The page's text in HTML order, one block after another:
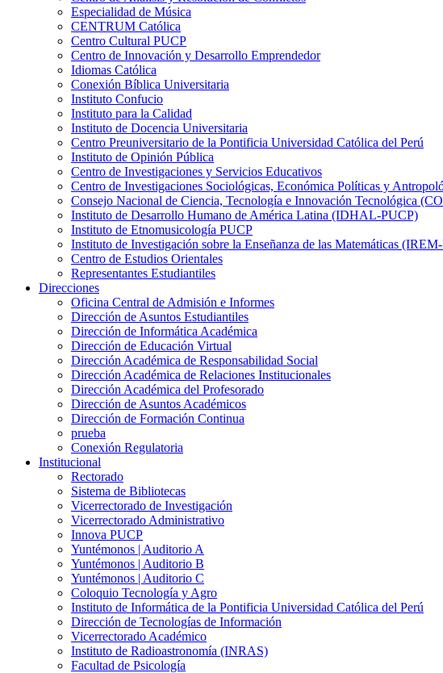
Especialidad de Música
CENTRUM Católica
Centro Cultural PUCP
Centro de Innovación y Desarrollo Emprendedor
Idiomas Católica
Conexión Bíblica Universitaria
Instituto Confucio
Instituto para la Calidad
Instituto de Docencia Universitaria
Centro Preuniversitario de la Pontificia Universidad Católica del Perú
Instituto de Opinión Pública
Centro de Investigaciones y Servicios Educativos
Centro de Investigaciones Sociológicas, Económica Políticas y
Consejo Nacional de Ciencia, Tecnología e Innovación Tecnológica
Instituto de Desarrollo Humano de América Latina (IDHAL-PUCP)
Instituto de Etnomusicología PUCP
Instituto de Investigación sobre la Enseñanza de las Matemáticas
Centro de Estudios Orientales
Representantes Estudiantiles
Direcciones
Oficina Central de Admisión e Informes
Dirección de Asuntos Estudiantiles
Dirección de Informática Académica
Dirección de Educación Virtual
Dirección Académica de Responsabilidad Social
Dirección Académica de Relaciones Institucionales
Dirección Académica del Profesorado
Dirección de Asuntos Académicos
Dirección de Formación Continua
prueba
Conexión Regulatoria
Institucional
Rectorado
Sistema de Bibliotecas
Vicerrectorado de Investigación
Vicerrectorado Administrativo
Innova PUCP
Yuntémonos | Auditorio A
Yuntémonos | Auditorio B
Yuntémonos | Auditorio C
Coloquio Tecnología y Agro
Instituto de Informática de la Pontificia Universidad Católica del Perú
Dirección de Tecnologías de Información
Vicerrectorado Académico
Instituto de Radioastronomía (INRAS)
Facultad de Psicología